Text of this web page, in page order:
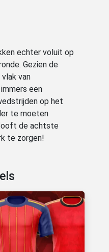
echter voluit op
Gezien de
vlak van
een
op het
te moeten
de achtste
te zorgen!